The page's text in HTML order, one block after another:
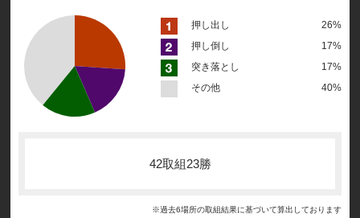
押し出し
26%
押し倒し
17%
突き落とし
17%
その他
40%
42取組23勝
※過去6場所の取組結果に基づいて算出しております